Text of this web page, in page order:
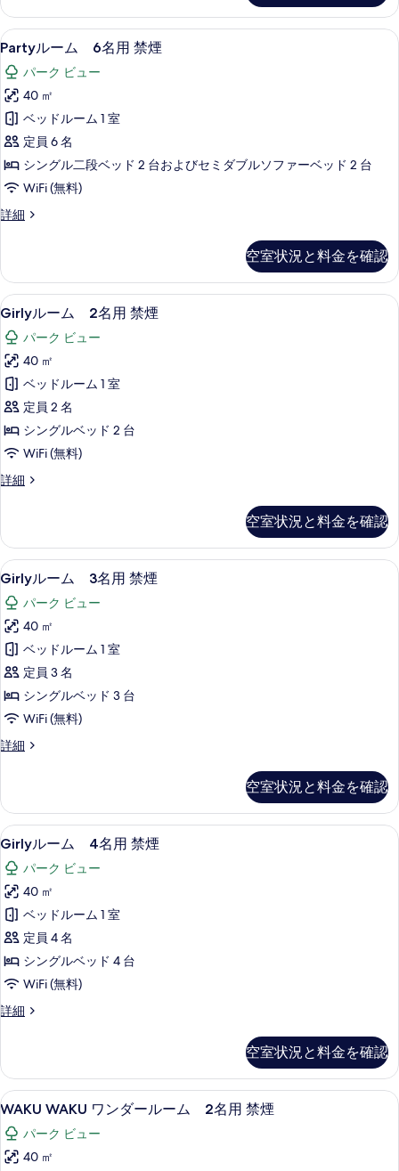
べ
て
の
写
真
を
表
示
す
5
名
用
禁
煙
の
詳
細
Party
ル
ー
ム
6
名
用
禁
煙
べ
て
の
写
真
を
表
示
す
セーフティボックス (室内)、遮光カ
7
Partyルーム 6名用 禁煙
パーク ビュー
40 ㎡
ベッドルーム 1 室
定員 6 名
シングル二段ベッド 2 台およびセミダブルソファーベッド 2 台
WiFi (無料)
詳細
Party
6
名
用
禁
煙
の
詳
細
空室状況と料金を確認
Girly
ル
ー
ム
2
名
用
禁
煙
べ
て
の
写
真
を
表
示
す
セーフティボックス (室内)、遮光カ
9
Girlyルーム 2名用 禁煙
パーク ビュー
40 ㎡
ベッドルーム 1 室
定員 2 名
シングルベッド 2 台
WiFi (無料)
詳細
Girly
2
名
用
禁
煙
の
詳
細
空室状況と料金を確認
Girly
ル
ー
ム
3
名
用
禁
煙
べ
て
の
写
真
を
表
示
す
セーフティボックス (室内)、遮光カ
9
Girlyルーム 3名用 禁煙
パーク ビュー
40 ㎡
ベッドルーム 1 室
定員 3 名
シングルベッド 3 台
WiFi (無料)
詳細
Girly
3
名
用
禁
煙
の
詳
細
空室状況と料金を確認
Girly
ル
ー
ム
4
名
用
禁
煙
べ
て
の
写
セーフティボックス (室内)、遮光カ
9
Girlyルーム 4名用 禁煙
パーク ビュー
40 ㎡
ベッドルーム 1 室
定員 4 名
シングルベッド 4 台
WiFi (無料)
詳細
Girly
4
名
用
禁
煙
の
空室状況と料金を確認
WAKU
WAKU
ワ
ン
セーフティボックス (室内)、遮光カ
7
WAKU WAKU ワンダールーム 2名用 禁煙
パーク ビュー
40 ㎡